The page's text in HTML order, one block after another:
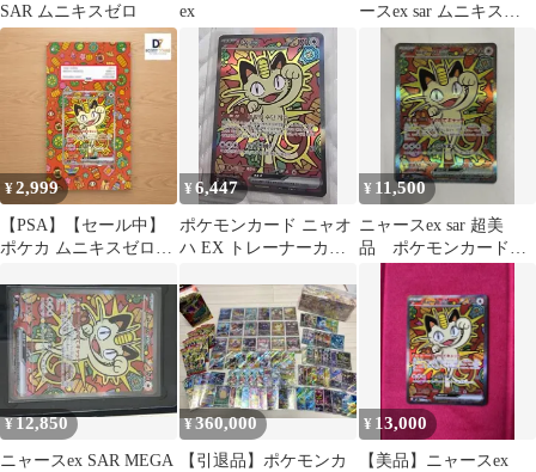
SAR ムニキスゼロ
ex
ースex sar ムニキスゼ
¥2,999
【PSA】【セール中】
ポケカ ムニキスゼロ
ム
¥6,447
ポケモンカード ニャオ
ハ EX トレーナーカー
¥ 11,500
ニャースex sar 超美
品 ポケモンカード
M3 114/080
¥12,850
ニャースex SAR MEGA
¥360,000
【引退品】ポケモンカ
¥ 13,000
【美品】ニャースex